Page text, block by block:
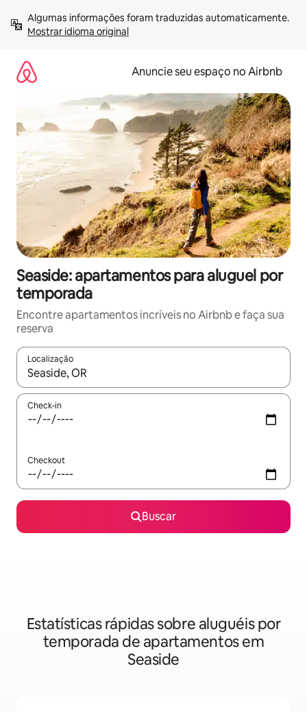
para
Mostrar idioma original
Anuncie seu espaço no Airbnb
Seaside: apartamentos para aluguel por
temporada
Encontre apartamentos incríveis no Airbnb e faça sua
reserva
Localização
Quando os resultados estiverem disponíveis, explore-os
Check-in
Checkout
Buscar
Estatísticas rápidas sobre aluguéis por
temporada de apartamentos em
Seaside